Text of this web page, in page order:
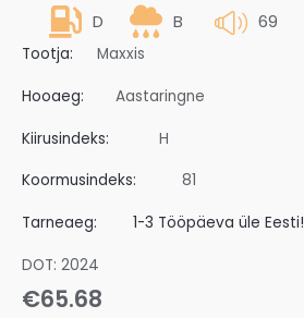
D B 69
Tootja: Maxxis
Hooaeg: Aastaringne
Kiirusindeks: H
Koormusindeks: 81
Tarneaeg: 1-3 Tööpäeva üle Eesti!
DOT: 2024
€65.68